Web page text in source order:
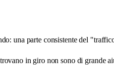
una parte consistente del
in giro non sono di grande